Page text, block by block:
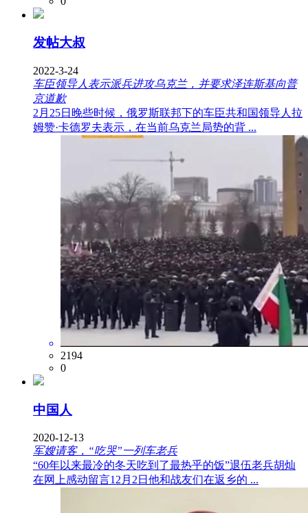
发帖大叔
2022-3-24
车臣领导人表示派兵进攻乌克兰，并要求泽连斯基向普
京道歉
2月25日晚些时候，俄罗斯联邦下的车臣共和国领导人拉
姆赞·卡德罗夫表示，在当前乌克兰局势的背 ...
2194
0
中国人
2020-12-13
军嫂请客，“吃哭”一列车老兵
“60年以来最冷的冬天吃到了最热乎的饭”退伍老兵胡灿
在网上感动留言12月2日他和战友们在返乡的 ...